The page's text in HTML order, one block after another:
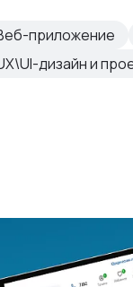
приложение
дизайн и